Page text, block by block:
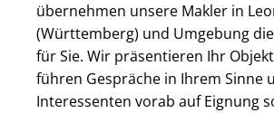
übernehmen unsere Makler in
(Württemberg) und Umgebung
für Sie. Wir präsentieren Ihr
führen Gespräche in Ihrem Sinne
Interessenten vorab auf Eignung